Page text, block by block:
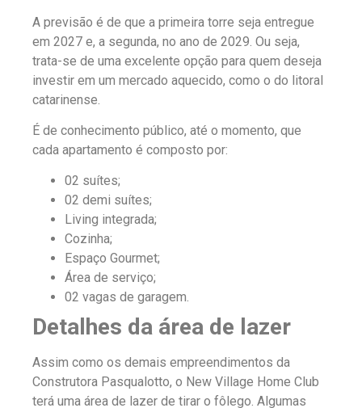
A previsão é de que a primeira torre seja entregue
em 2027 e, a segunda, no ano de 2029. Ou seja,
trata-se de uma excelente opção para quem deseja
investir em um mercado aquecido, como o do litoral
catarinense.
É de conhecimento público, até o momento, que
cada apartamento é composto por:
02 suítes;
02 demi suítes;
Living integrada;
Cozinha;
Espaço Gourmet;
Área de serviço;
02 vagas de garagem.
Detalhes da área de lazer
Assim como os demais empreendimentos da
Construtora Pasqualotto, o New Village Home Club
terá uma área de lazer de tirar o fôlego. Algumas